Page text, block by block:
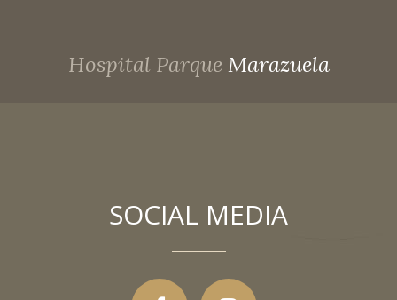
Hospital Parque Marazuela
SOCIAL MEDIA